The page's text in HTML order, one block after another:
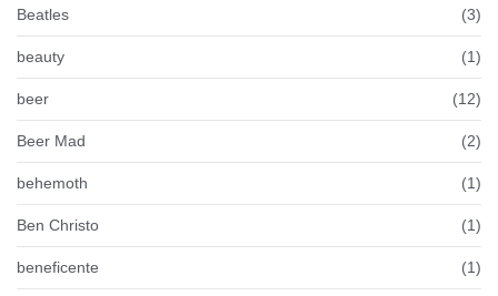
Beatles (3)
beauty (1)
beer (12)
Beer Mad (2)
behemoth (1)
Ben Christo (1)
beneficente (1)